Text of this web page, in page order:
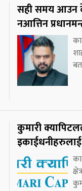
सही समय आउन
नआत्तिन
कुमारी